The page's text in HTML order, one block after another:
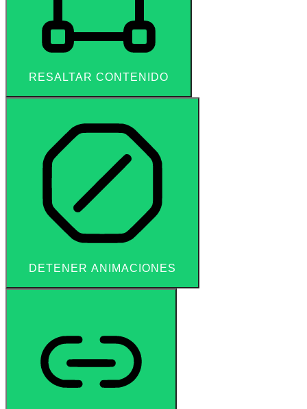
RESALTAR CONTENIDO
DETENER ANIMACIONES